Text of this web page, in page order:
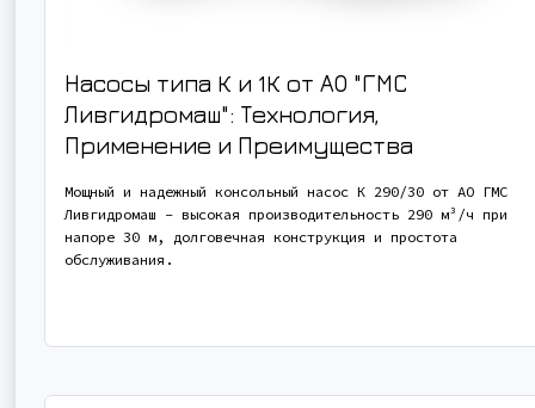
Насосы типа К и 1К от АО "ГМС
Ливгидромаш": Технология,
Применение и Преимущества
Мощный и надежный консольный насос К 290/30 от АО ГМС
Ливгидромаш - высокая производительность 290 м³/ч при
напоре 30 м, долговечная конструкция и простота
обслуживания.